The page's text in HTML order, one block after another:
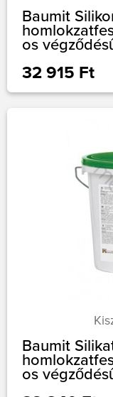
Baumit
os
32 915 Ft
Baumit
os